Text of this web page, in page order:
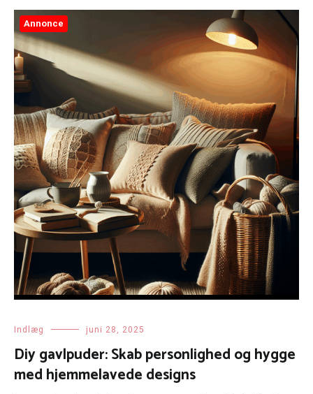
Annonce
Indlæg juni 28, 2025
Diy gavlpuder: Skab personlighed og hygge
med hjemmelavede designs